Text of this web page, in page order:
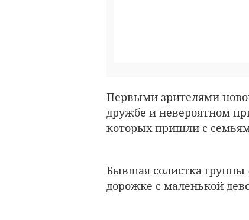
Первыми зрителями
дружбе и невероятном
которых пришли с
Бывшая солистка группы
дорожке с маленькой